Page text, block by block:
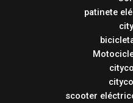
patinete
scooter